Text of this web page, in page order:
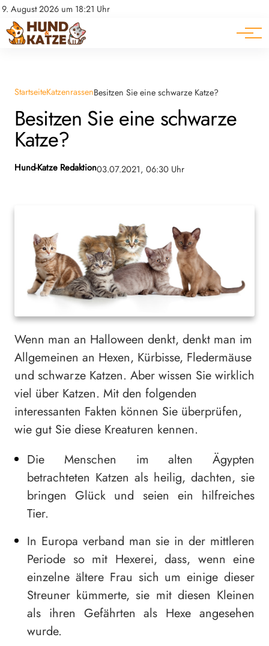
9. August 2026 um 18:21 Uhr
Datenschutz
Impressum
Pferde
Ratgeber
StartseiteKatzenrassenBesitzen Sie eine schwarze Katze?
Besitzen Sie eine schwarze
Katze?
Hund-Katze Redaktion03.07.2021, 06:30 Uhr
Wenn man an Halloween denkt, denkt man im
Allgemeinen an Hexen, Kürbisse, Fledermäuse
und schwarze Katzen. Aber wissen Sie wirklich
viel über Katzen. Mit den folgenden
interessanten Fakten können Sie überprüfen,
wie gut Sie diese Kreaturen kennen.
Die Menschen im alten Ägypten
betrachteten Katzen als heilig, dachten, sie
bringen Glück und seien ein hilfreiches
Tier.
In Europa verband man sie in der mittleren
Periode so mit Hexerei, dass, wenn eine
einzelne ältere Frau sich um einige dieser
Streuner kümmerte, sie mit diesen Kleinen
als ihren Gefährten als Hexe angesehen
wurde.